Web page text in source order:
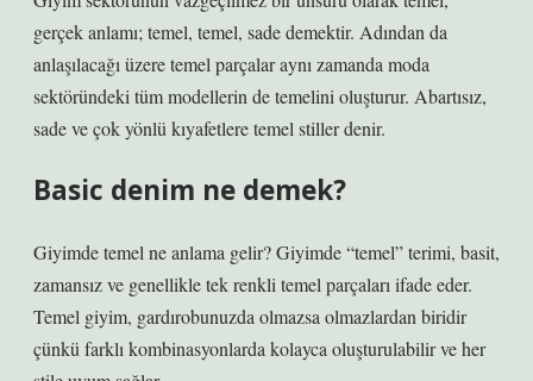
gerçek anlamı; temel, temel, sade demektir. Adından da
anlaşılacağı üzere temel parçalar aynı zamanda moda
sektöründeki tüm modellerin de temelini oluşturur. Abartısız,
sade ve çok yönlü kıyafetlere temel stiller denir.
Basic denim ne demek?
Giyimde temel ne anlama gelir? Giyimde “temel” terimi, basit,
zamansız ve genellikle tek renkli temel parçaları ifade eder.
Temel giyim, gardırobunuzda olmazsa olmazlardan biridir
çünkü farklı kombinasyonlarda kolayca oluşturulabilir ve her